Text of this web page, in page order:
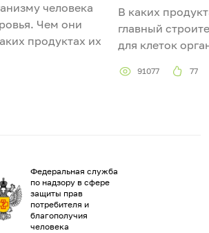
человека
Чем они
продуктах их
В каких
главный
для клеток
91077 77
Федеральная служба
по надзору в сфере
защиты прав
потребителя и
благополучия
человека